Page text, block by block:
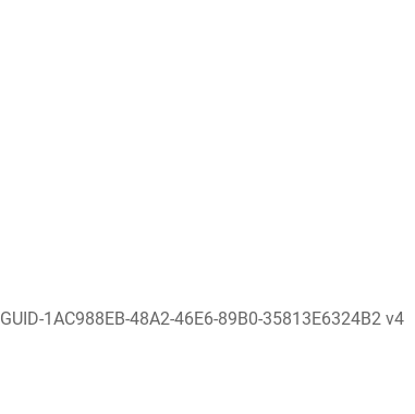
GUID-1AC988EB-48A2-46E6-89B0-35813E6324B2 v4